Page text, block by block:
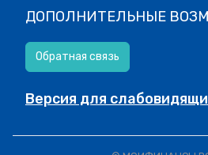
ДОПОЛНИТЕЛЬНЫЕ
Обратная связь
Версия для